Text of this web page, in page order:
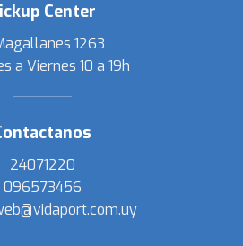
Center
1263
a Viernes 10 a 19h
24071220
096573456